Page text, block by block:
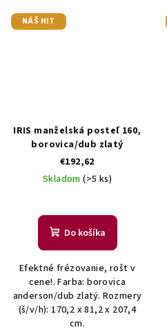
NÁŠ HIT
IRIS manželská posteľ 160,
borovica/dub zlatý
€192,62
Skladom(>5 ks)
Do košíka
Efektné frézovanie, rošt v
cene!. Farba: borovica
anderson/dub zlatý. Rozmery
(š/v/h): 170,2 x 81,2 x 207,4
cm.